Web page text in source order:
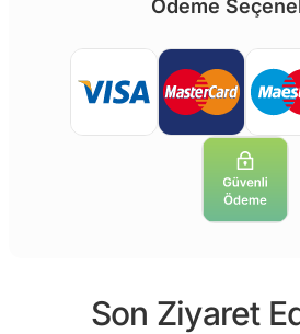
Ödeme
Son Ziyaret